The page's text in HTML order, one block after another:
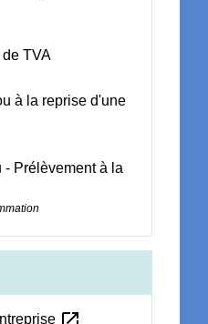
TVA
à la reprise d'une
- Prélèvement à la